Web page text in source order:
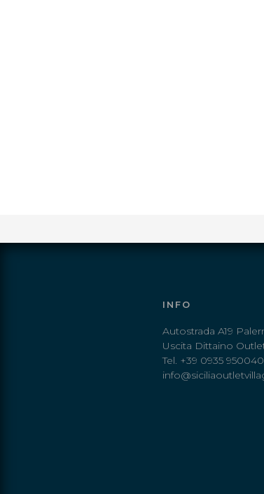
INFO
Autostrada A19
Uscita Dittaino
Tel. +39 0935 950040